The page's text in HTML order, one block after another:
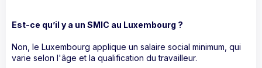
Est-ce qu’il y a un SMIC au Luxembourg ?
Non, le Luxembourg applique un salaire social minimum, qui
varie selon l'âge et la qualification du travailleur.